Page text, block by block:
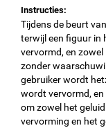
Instructies:
Tijdens de beurt
terwijl een figuur in
vervormd, en
zonder
gebruiker wordt
wordt vervormd, en
om zowel het
vervorming en het